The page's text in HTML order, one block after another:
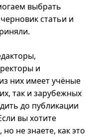
выбрать
статьи и
и
них имеет учёные
так и зарубежных
до публикации
вы хотите
не знаете, как это